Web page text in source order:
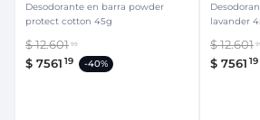
Desodorante en barra powder
protect cotton 45g
$12.601 99
$ 7561 19 -40%
lavander
$12.601
$ 7561 19